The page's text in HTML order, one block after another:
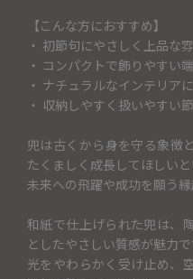
【こんな方におすすめ】
・ 初節句にやさしく上品な
・ コンパクトで飾りやすい
・ ナチュラルなインテリア
・ 収納しやすく扱いやすい
兜は古くから身を守る象徴
たくましく成長してほしい
未来への飛躍や成功を願う縁
和紙で仕上げられた兜は、
としたやさしい質感が魅力で
光をやわらかく受け止め、